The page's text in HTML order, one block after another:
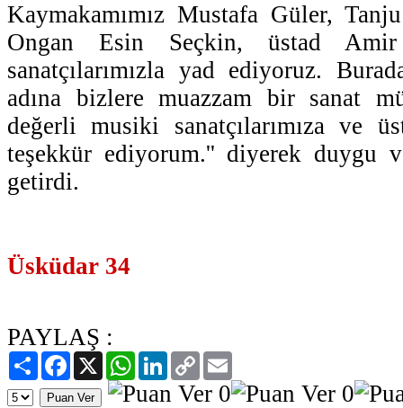
Kaymakamımız Mustafa Güler,
Ongan Esin Seçkin, üstad
sanatçılarımızla yad ediyoruz.
adına bizlere muazzam bir sanat
değerli musiki sanatçılarımıza ve
teşekkür ediyorum.'' diyerek duygu
getirdi.
Üsküdar 34
PAYLAŞ :
PaylaşFacebook
X WhatsAppLinkedIn
Copy
Link